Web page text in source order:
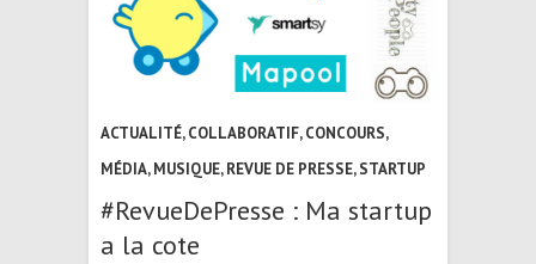
ACTUALITÉ,COLLABORATIF,CONCOURS,
MÉDIA,MUSIQUE,REVUE DE PRESSE,STARTUP
#RevueDePresse : Ma startup
a la cote